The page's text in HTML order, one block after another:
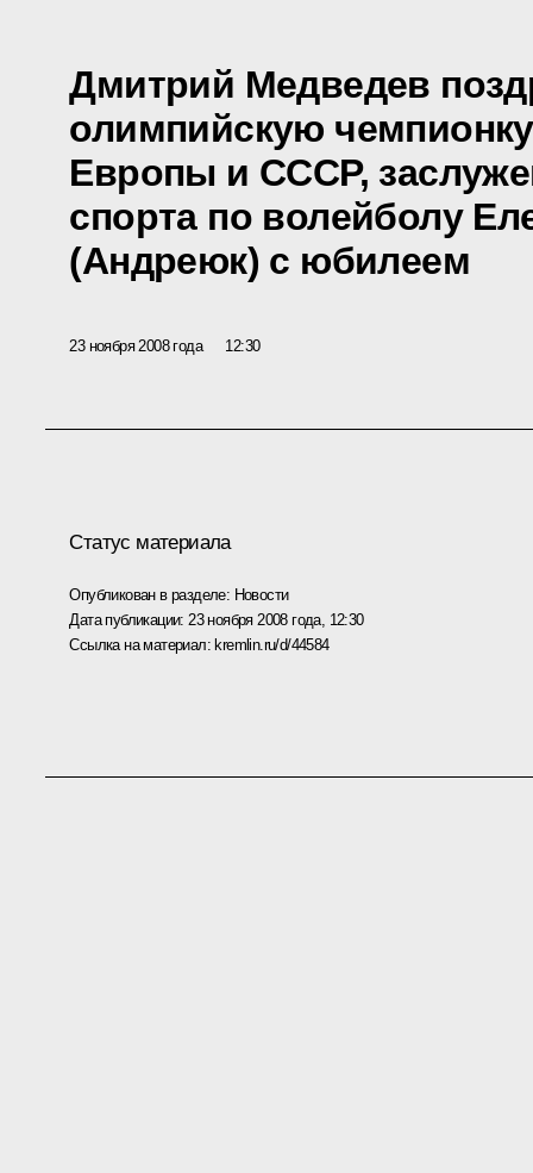
Дмитрий Медведев
олимпийскую
Европы и СССР,
спорта по волейболу
(Андреюк) с юбилеем
23 ноября 2008 года 12:30
Статус материала
Опубликован в разделе: Новости
Дата публикации: 23 ноября 2008 года, 12:30
Ссылка на материал:kremlin.ru/d/44584